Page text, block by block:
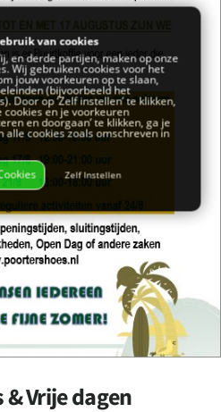
Vrije dagen
van cookies
en derde partijen, maken op onze
Wij gebruiken cookies voor het
jouw voorkeuren op te slaan,
(bijvoorbeeld het
Door op ‘Zelf instellen’ te klikken,
cookies en je voorkeuren
en doorgaan’ te klikken, ga je
alle cookies zoals omschreven in
Zelf Instellen